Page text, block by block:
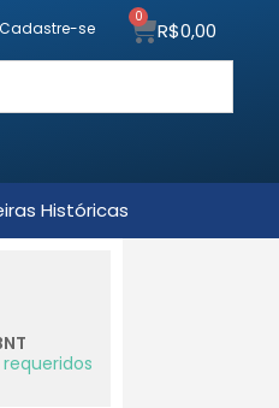
Cadastre-se R$0,00
0
Históricas